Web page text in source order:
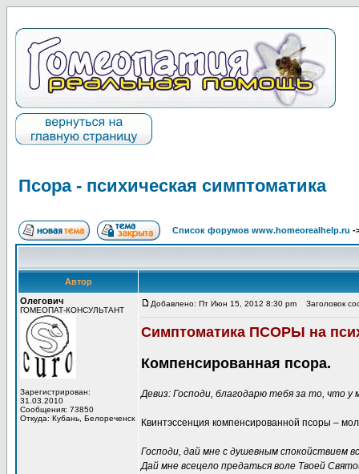
Псора - психическая симптоматика
Список форумов www.homeorealhelp.ru -
Автор
Олегович
ГОМЕОПАТ-КОНСУЛЬТАНТ
Зарегистрирован:
31.03.2010
Сообщения: 73850
Откуда: Кубань, Белореченск
Добавлено: Пт Июн 15, 2012 8:30 pm Заголовок
Симптоматика ПСОРЫ на
Компенсированная псора.
Девиз: Господи, благодарю тебя за то, что у
Квинтэссенция компенсированной псоры –
Господи, дай мне с душевным спокойствием
Дай мне всецело предаться воле Твоей